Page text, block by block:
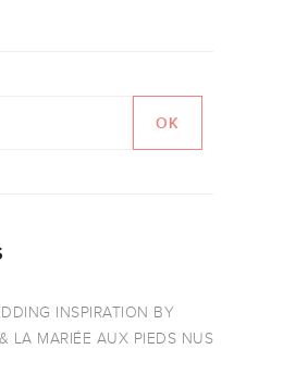
INSPIRATION BY
LA MARIÉE AUX PIEDS NUS